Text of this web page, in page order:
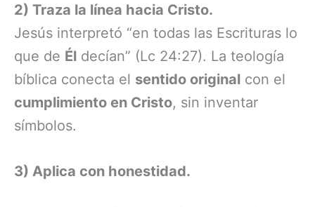
2) Traza la línea hacia Cristo.
Jesús interpretó “en todas las Escrituras lo
que de Él decían” (Lc 24:27). La teología
bíblica conecta el sentido original con el
cumplimiento en Cristo, sin inventar
símbolos.
3) Aplica con honestidad.